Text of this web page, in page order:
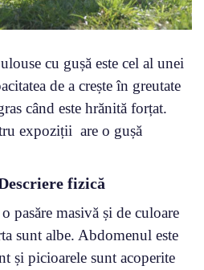
cu gușă este cel al unei
de a crește în greutate
când este hrănită forțat.
expoziții are o gușă
fizică
pasăre masivă și de culoare
sunt albe. Abdomenul este
și picioarele sunt acoperite